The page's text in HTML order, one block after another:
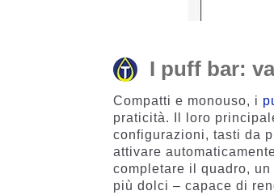
I puff bar:
Compatti e monouso, i
praticità. Il loro
configurazioni, tasti da
attivare
completare il quadro,
più dolci – capace di